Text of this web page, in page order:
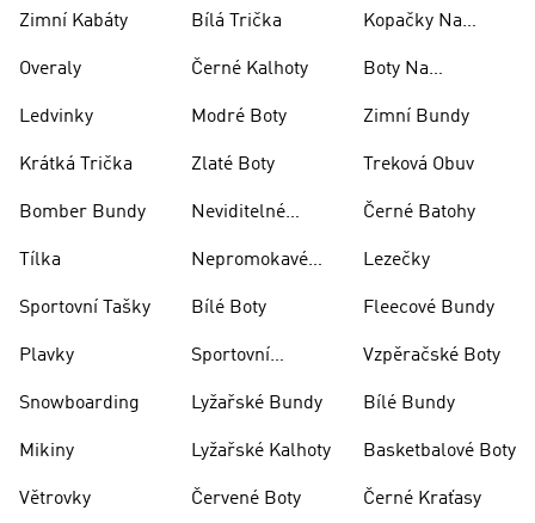
Zimní Kabáty
Overaly
Ledvinky
Krátká Trička
Bomber Bundy
Tílka
Sportovní Tašky
Plavky
Snowboarding
Mikiny
Větrovky
Bílá Trička
Černé Kalhoty
Modré Boty
Zlaté Boty
Neviditelné
Nepromokavé
Bílé Boty
Sportovní
Lyžařské Bundy
Lyžařské Kalhoty
Červené Boty
Kopačky Na
Boty Na
Zimní Bundy
Treková Obuv
Černé Batohy
Lezečky
Fleecové Bundy
Vzpěračské Boty
Bílé Bundy
Basketbalové Boty
Černé Kraťasy